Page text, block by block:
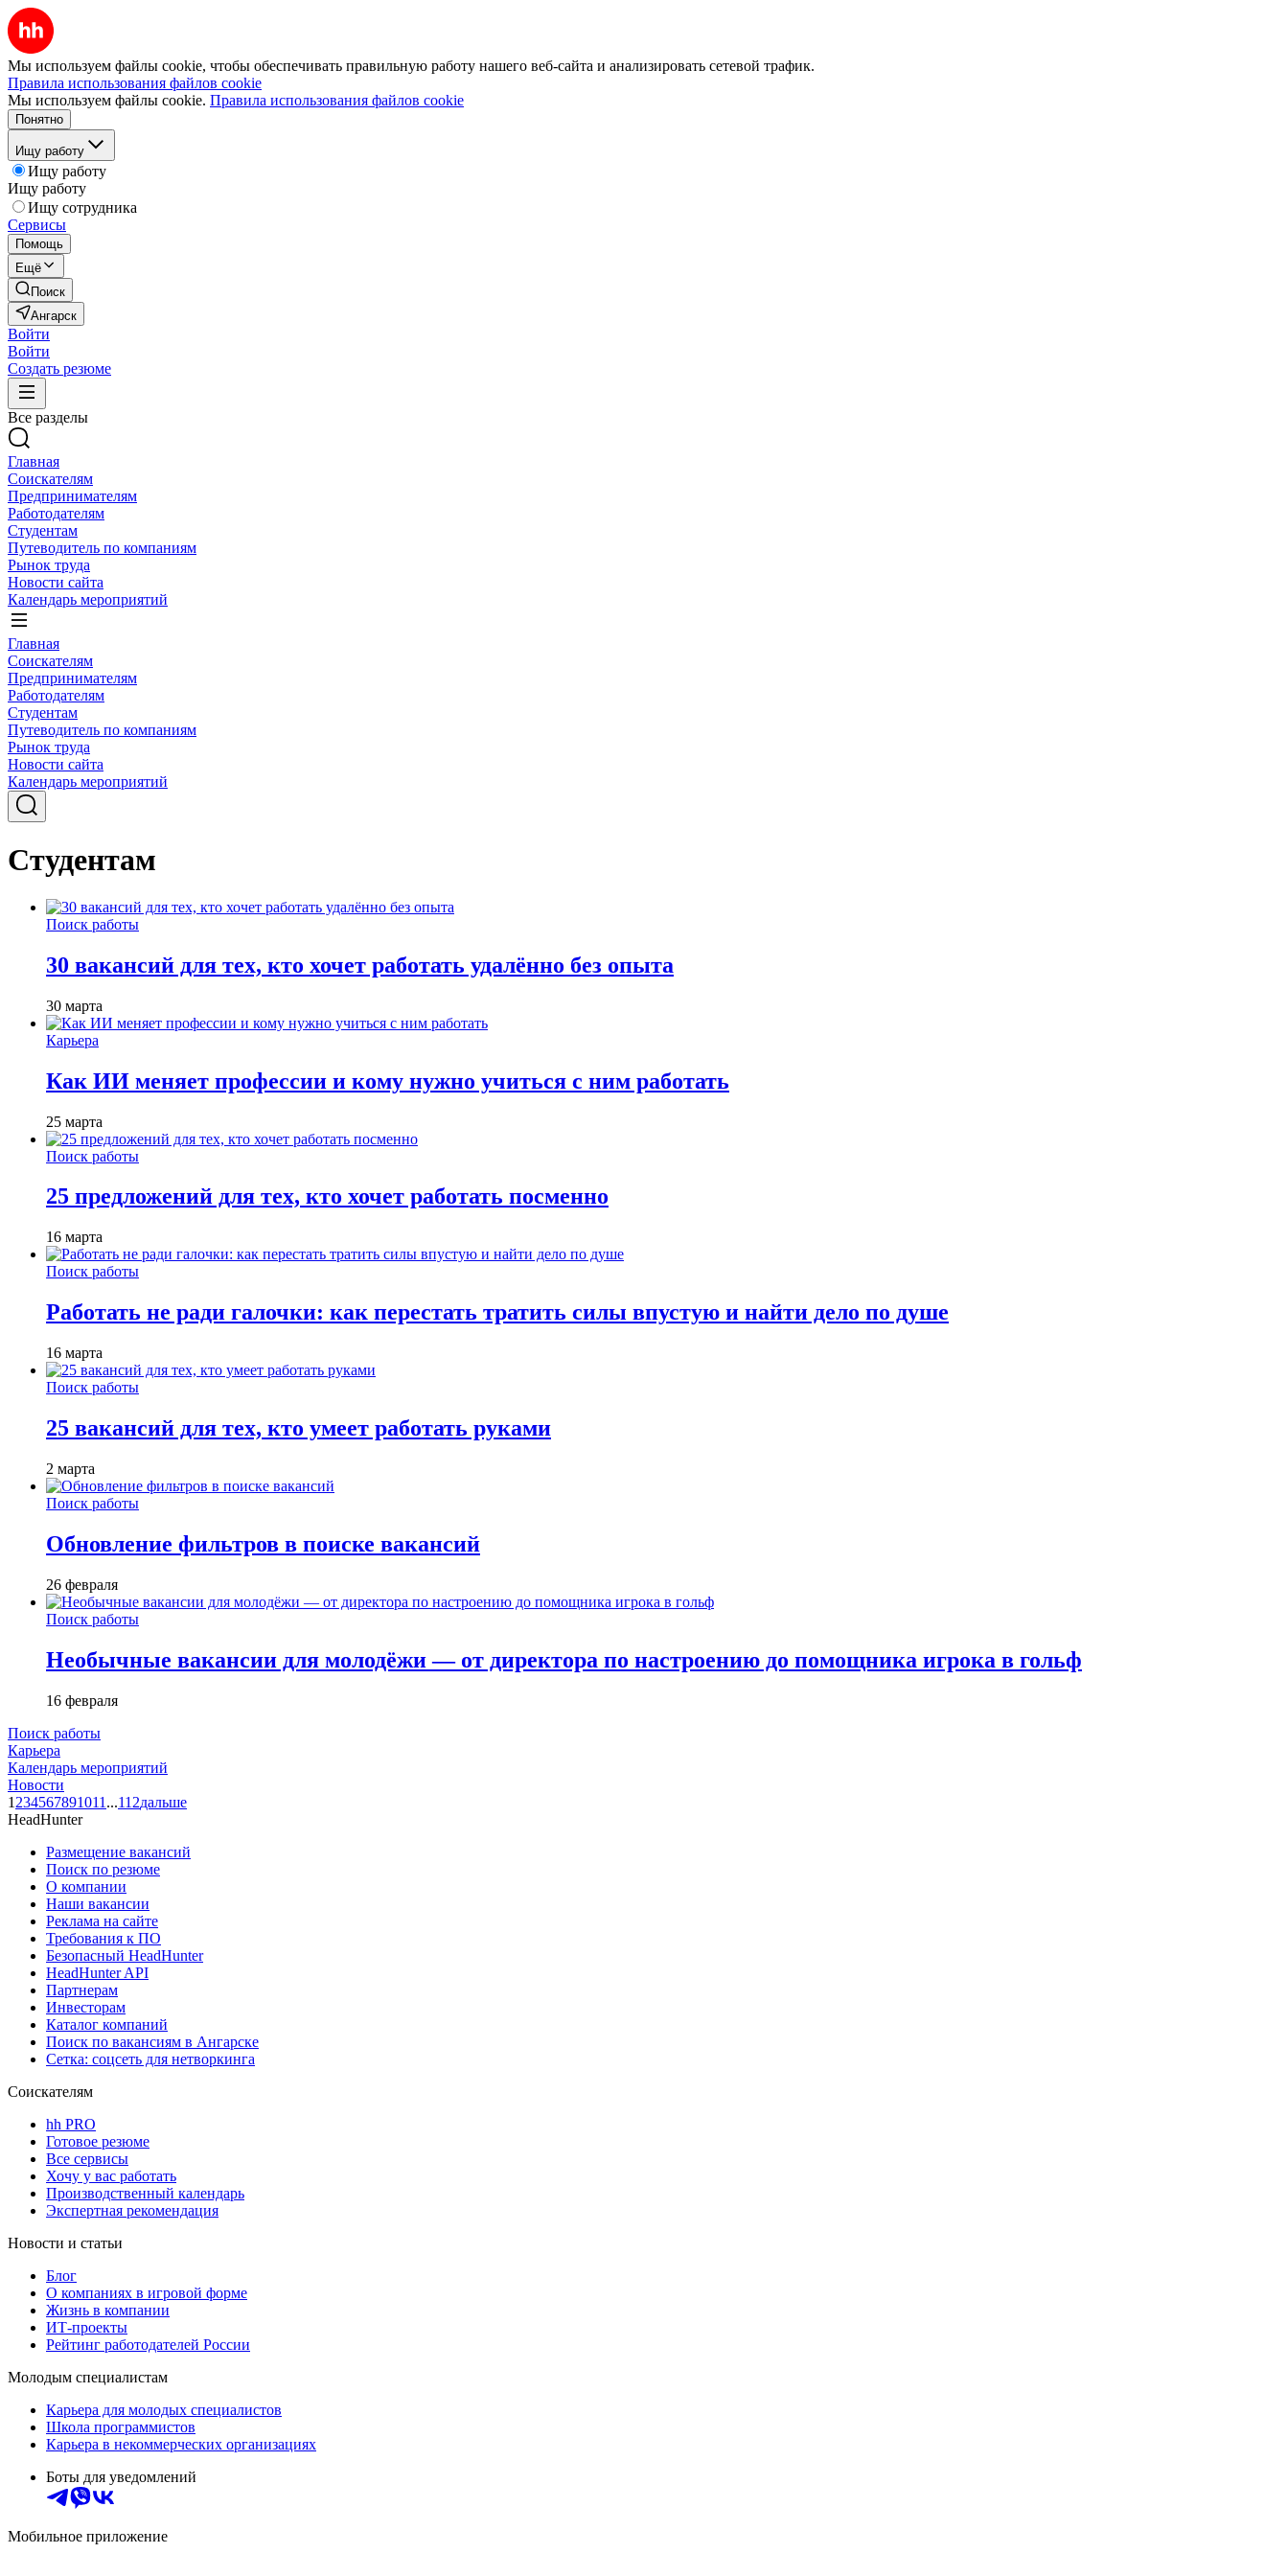
Мы используем файлы cookie, чтобы обеспечивать правильную работу нашего веб-сайта и анализировать сетевой трафик.
Правила использования файлов cookie
Мы используем файлы cookie. Правила использования файлов cookie
Понятно
Ищу работу
Ищу работу
Ищу работу
Ищу сотрудника
Сервисы
Помощь
Ещё
Поиск
Ангарск
Войти
Войти
Создать резюме
Все разделы
Главная
Соискателям
Предпринимателям
Работодателям
Студентам
Путеводитель по компаниям
Рынок труда
Новости сайта
Календарь мероприятий
Главная
Соискателям
Предпринимателям
Работодателям
Студентам
Путеводитель по компаниям
Рынок труда
Новости сайта
Календарь мероприятий
Студентам
Поиск работы
30 вакансий для тех, кто хочет работать удалённо без опыта
30 марта
Карьера
Как ИИ меняет профессии и кому нужно учиться с ним работать
25 марта
Поиск работы
25 предложений для тех, кто хочет работать посменно
16 марта
Поиск работы
Работать не ради галочки: как перестать тратить силы впустую и найти дело по душе
16 марта
Поиск работы
25 вакансий для тех, кто умеет работать руками
2 марта
Поиск работы
Обновление фильтров в поиске вакансий
26 февраля
Поиск работы
Необычные вакансии для молодёжи — от директора по настроению до помощника игрока в гольф
16 февраля
Поиск работы
Карьера
Календарь мероприятий
Новости
1 234567891011 ...112дальше
HeadHunter
Размещение вакансий
Поиск по резюме
О компании
Наши вакансии
Реклама на сайте
Требования к ПО
Безопасный HeadHunter
HeadHunter API
Партнерам
Инвесторам
Каталог компаний
Поиск по вакансиям в Ангарске
Сетка: соцсеть для нетворкинга
Соискателям
hh PRO
Готовое резюме
Все сервисы
Хочу у вас работать
Производственный календарь
Экспертная рекомендация
Новости и статьи
Блог
О компаниях в игровой форме
Жизнь в компании
ИТ-проекты
Рейтинг работодателей России
Молодым специалистам
Карьера для молодых специалистов
Школа программистов
Карьера в некоммерческих организациях
Боты для уведомлений
Мобильное приложение